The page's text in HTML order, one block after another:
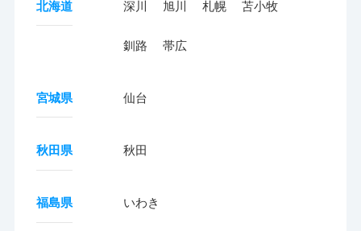
北海道 深川 旭川 札幌 苫小牧
釧路 帯広
宮城県 仙台
秋田県 秋田
福島県 いわき